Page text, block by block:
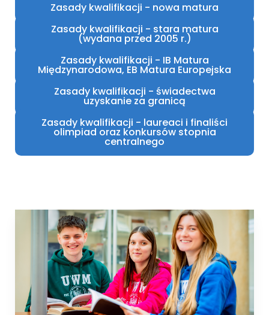
Zasady kwalifikacji - nowa matura
Zasady kwalifikacji - stara matura
(wydana przed 2005 r.)
Zasady kwalifikacji - IB Matura
Międzynarodowa, EB Matura Europejska
Zasady kwalifikacji - świadectwa
uzyskanie za granicą
Zasady kwalifikacji - laureaci i finaliści
olimpiad oraz konkursów stopnia
centralnego